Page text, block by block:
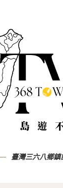
臺灣三六八鄉鎮